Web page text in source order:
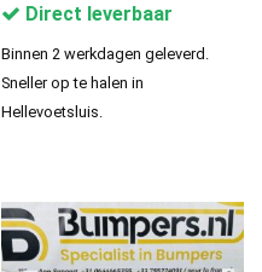
Direct leverbaar
Binnen 2 werkdagen geleverd.
Sneller op te halen in
Hellevoetsluis.